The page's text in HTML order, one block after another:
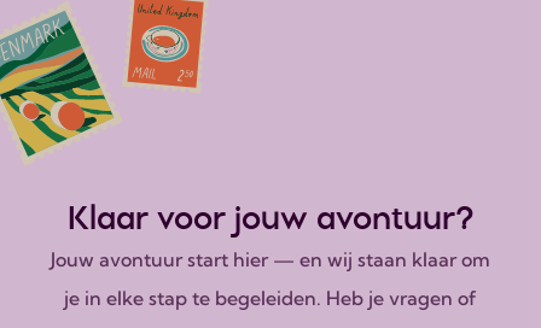
Klaar voor jouw avontuur?
Jouw avontuur start hier — en wij staan klaar om
je in elke stap te begeleiden. Heb je vragen of